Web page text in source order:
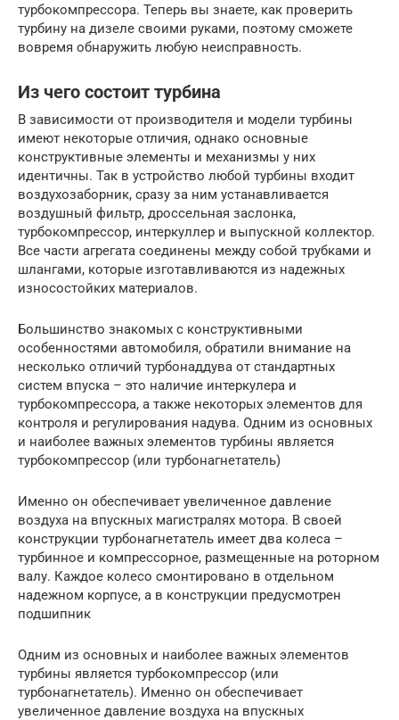
турбокомпрессора. Теперь вы знаете, как проверить
турбину на дизеле своими руками, поэтому сможете
вовремя обнаружить любую неисправность.
Из чего состоит турбина
В зависимости от производителя и модели турбины
имеют некоторые отличия, однако основные
конструктивные элементы и механизмы у них
идентичны. Так в устройство любой турбины входит
воздухозаборник, сразу за ним устанавливается
воздушный фильтр, дроссельная заслонка,
турбокомпрессор, интеркуллер и выпускной коллектор.
Все части агрегата соединены между собой трубками и
шлангами, которые изготавливаются из надежных
износостойких материалов.
Большинство знакомых с конструктивными
особенностями автомобиля, обратили внимание на
несколько отличий турбонаддува от стандартных
систем впуска – это наличие интеркулера и
турбокомпрессора, а также некоторых элементов для
контроля и регулирования надува. Одним из основных
и наиболее важных элементов турбины является
турбокомпрессор (или турбонагнетатель)
Именно он обеспечивает увеличенное давление
воздуха на впускных магистралях мотора. В своей
конструкции турбонагнетатель имеет два колеса –
турбинное и компрессорное, размещенные на роторном
валу. Каждое колесо смонтировано в отдельном
надежном корпусе, а в конструкции предусмотрен
подшипник
Одним из основных и наиболее важных элементов
турбины является турбокомпрессор (или
турбонагнетатель). Именно он обеспечивает
увеличенное давление воздуха на впускных